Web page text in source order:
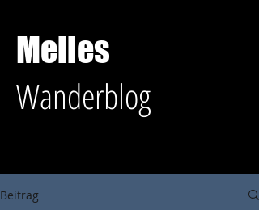
Meiles
Wanderblog
Beitrag